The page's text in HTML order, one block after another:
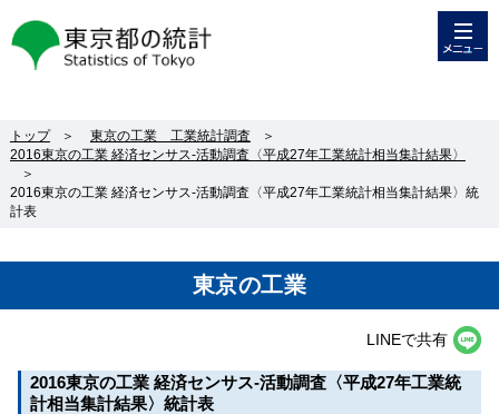
東京都の統計
トップ ＞ 東京の工業 工業統計調査
＞
2016東京の工業 経済センサス‐活動調査〈平成27年工業統計相当集計結果〉
＞
2016東京の工業 経済センサス-活動調査〈平成27年工業統計相当集計結果〉統
計表
東京の工業
LINEで共有
2016東京の工業 経済センサス-活動調査〈平成27年工業統
計相当集計結果〉統計表